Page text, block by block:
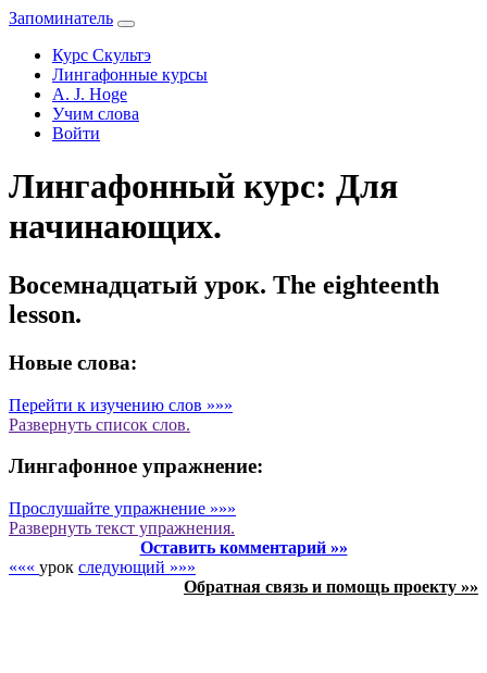
Запоминатель
Курс Скультэ
Лингафонные курсы
A. J. Hoge
Учим слова
Войти
Лингафонный курс: Для
начинающих.
Восемнадцатый урок. The eighteenth
lesson.
Новые слова:
Перейти к изучению слов »»»
Развернуть список слов.
Лингафонное упражнение:
Прослушайте упражнение »»»
Развернуть текст упражнения.
Оставить комментарий »»
««« урок следующий »»»
Обратная связь и помощь проекту »»